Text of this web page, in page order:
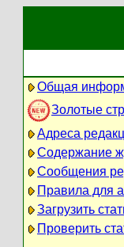
Общая
Золотые
Адреса
Содержание
Сообщения
Правила для
Загрузить
Проверить